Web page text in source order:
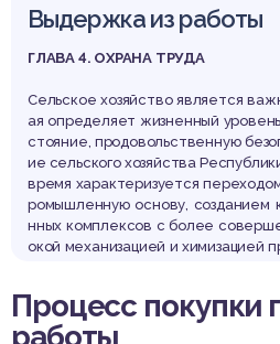
Выдержка из работы
ГЛАВА 4. ОХРАНА ТРУДА
Сельское хозяйство является
ая определяет жизненный
стояние, продовольственную
ие сельского хозяйства
время характеризуется
ромышленную основу, созданием
нных комплексов с более
окой механизацией и химизацией
еств, новых машин и
ением условий труда.
Процесс покупки
работы